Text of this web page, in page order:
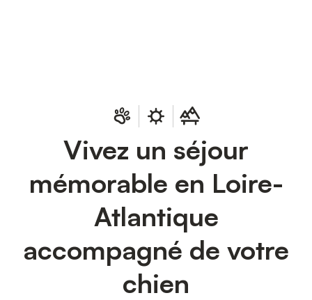
Vivez un séjour
mémorable en Loire-
Atlantique
accompagné de votre
chien